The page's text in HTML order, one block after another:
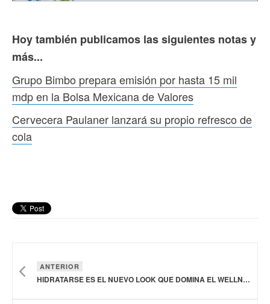
Hoy también publicamos las siguientes notas y
más...
Grupo Bimbo prepara emisión por hasta 15 mil
mdp en la Bolsa Mexicana de Valores
Cervecera Paulaner lanzará su propio refresco de
cola
ANTERIOR
HIDRATARSE ES EL NUEVO LOOK QUE DOMINA EL WELLNESS EN 2026: BONAFONT